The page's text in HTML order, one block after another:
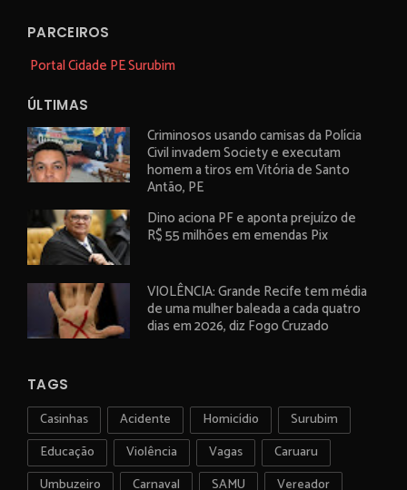
PARCEIROS
Portal Cidade PE Surubim
ÚLTIMAS
Criminosos usando camisas da Polícia
Civil invadem Society e executam
homem a tiros em Vitória de Santo
Antão, PE
Dino aciona PF e aponta prejuízo de
R$ 55 milhões em emendas Pix
VIOLÊNCIA: Grande Recife tem média
de uma mulher baleada a cada quatro
dias em 2026, diz Fogo Cruzado
TAGS
Casinhas Acidente Homicídio
Surubim
Educação
Violência Vagas
Caruaru
Umbuzeiro
Carnaval SAMU
Vereador